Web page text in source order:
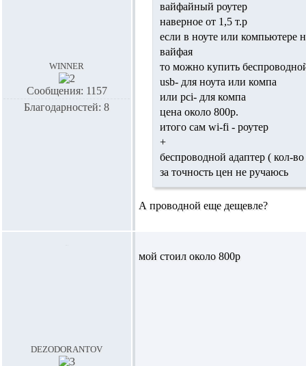
winner
Сообщения: 1157
Благодарностей: 8
вайфайный роутер
наверное от 1,5 т.р
если в ноуте или компьютере
вайфая
то можно купить
usb- для ноута или компа
или pci- для компа
цена около 800р.
итого сам wi-fi - роутер
+
беспроводной адаптер ( кол-
за точность цен не ручаюсь
А проводной еще дещевле?
dezodorantov
мой стоил около 800р